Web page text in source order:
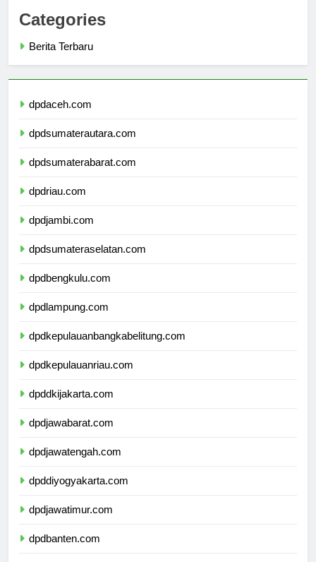
Categories
Berita Terbaru
dpdaceh.com
dpdsumaterautara.com
dpdsumaterabarat.com
dpdriau.com
dpdjambi.com
dpdsumateraselatan.com
dpdbengkulu.com
dpdlampung.com
dpdkepulauanbangkabelitung.com
dpdkepulauanriau.com
dpddkijakarta.com
dpdjawabarat.com
dpdjawatengah.com
dpddiyogyakarta.com
dpdjawatimur.com
dpdbanten.com